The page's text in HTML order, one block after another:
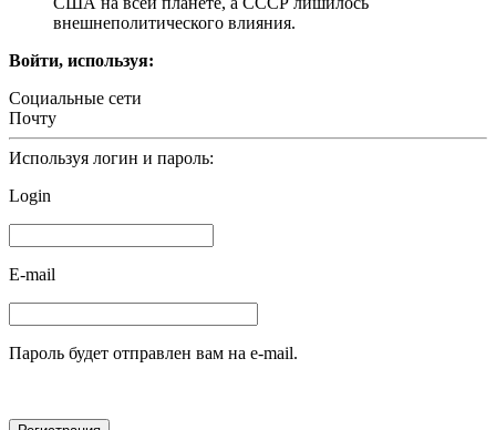
внешнеполитического влияния.
Войти, используя:
Социальные сети
Почту
Используя логин и пароль:
Login
E-mail
Пароль будет отправлен вам на e-mail.